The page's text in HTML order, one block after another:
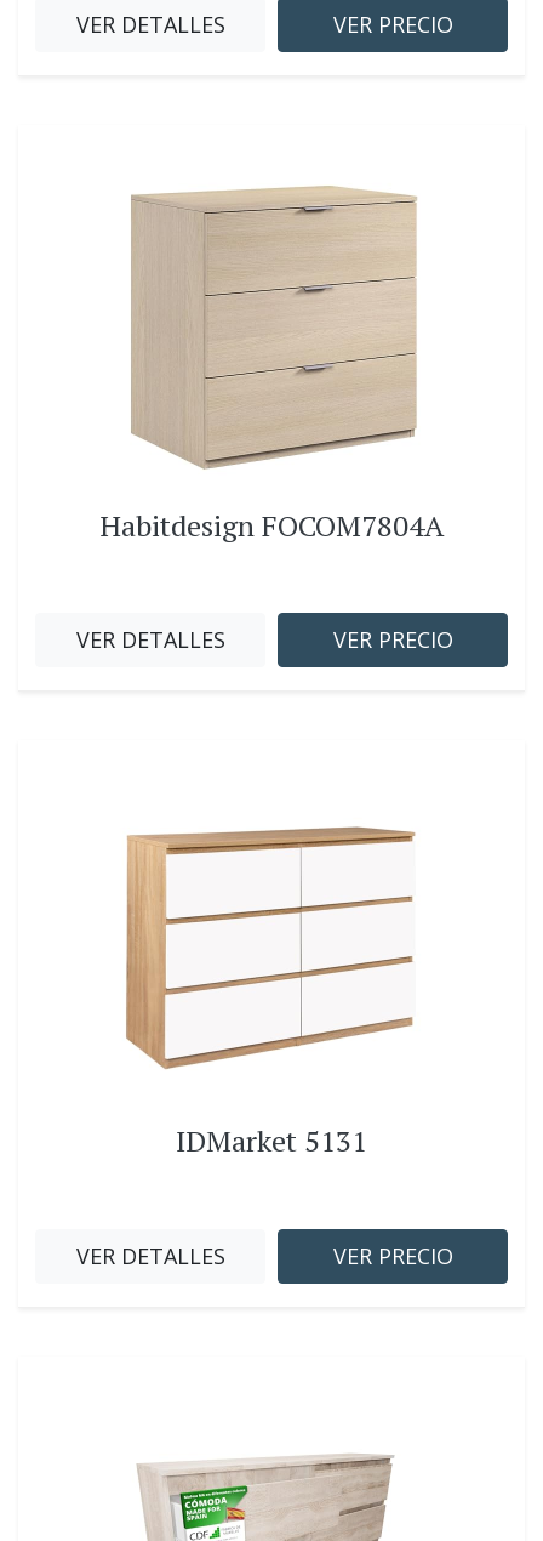
VER DETALLES VER PRECIO
Habitdesign FOCOM7804A
VER DETALLES VER PRECIO
IDMarket 5131
VER DETALLES VER PRECIO